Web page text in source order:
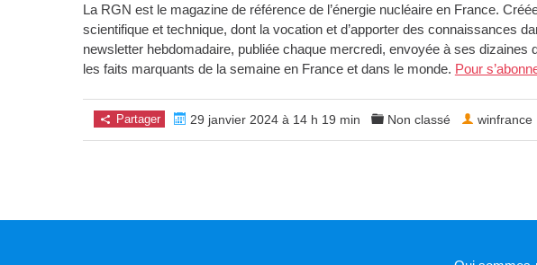
La RGN est le magazine de référence de l’énergie nucléaire en France.
scientifique et technique, dont la vocation et d’apporter des connaissances
newsletter hebdomadaire, publiée chaque mercredi, envoyée à ses
les faits marquants de la semaine en France et dans le monde. Pour
Partager 29 janvier 2024 à 14 h 19 min Non classé winfrance